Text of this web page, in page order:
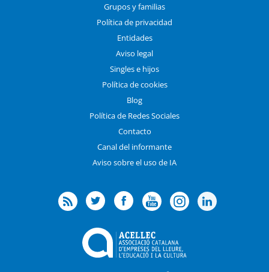
Grupos y familias
Política de privacidad
Entidades
Aviso legal
Singles e hijos
Política de cookies
Blog
Política de Redes Sociales
Contacto
Canal del informante
Aviso sobre el uso de IA